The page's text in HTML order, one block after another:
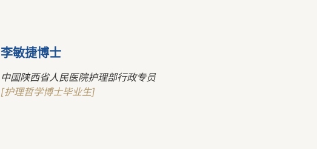
李敏捷博士
中国陕西省人民医院护理部行政专员
[护理哲学博士毕业生]